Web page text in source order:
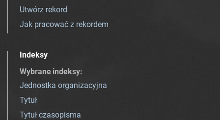
Utwórz rekord
Jak pracować z rekordem
Indeksy
Wybrane indeksy:
Jednostka organizacyjna
Tytuł
Tytuł czasopisma